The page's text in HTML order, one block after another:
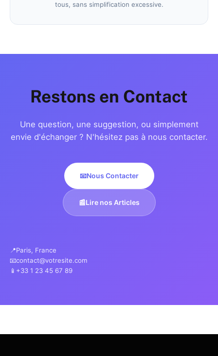
tous, sans simplification excessive.
Restons en Contact
Une question, une suggestion, ou simplement
envie d'échanger ? N'hésitez pas à nous contacter.
📧Nous Contacter
📰Lire nos Articles
📍Paris, France
📧contact@votresite.com
📱 +33 1 23 45 67 89